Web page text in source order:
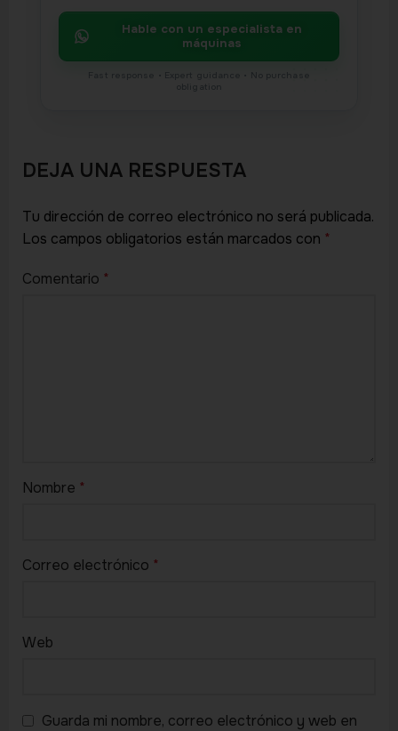
Hable con un especialista en
máquinas
DEJA UNA RESPUESTA
Tu dirección de correo electrónico no será publicada.
Los campos obligatorios están marcados con *
Comentario *
Nombre *
Correo electrónico *
Web
Guarda mi nombre, correo electrónico y web en